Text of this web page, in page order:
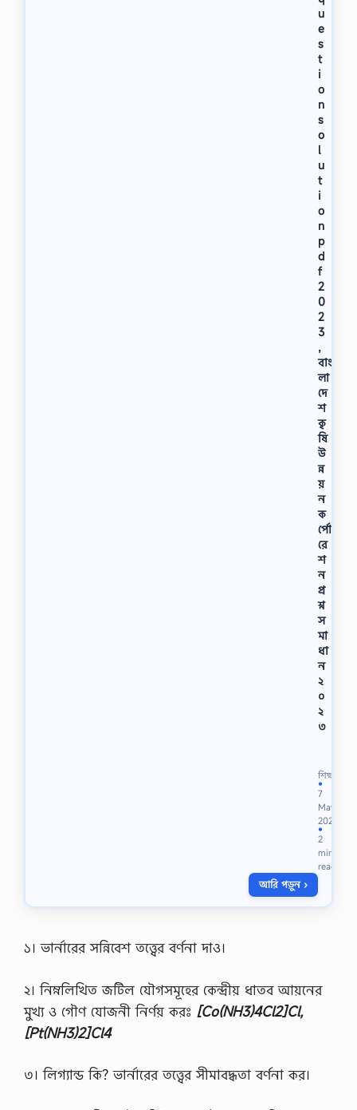
u
e
s
t
i
o
n
s
o
l
u
t
i
o
n
p
d
f
2
0
2
3
,
বাং
লা
দে
শ
কৃ
ষি
উ
ন্ন
য়
ন
ক
র্পো
রে
শ
ন
প্র
শ্ন
স
মা
ধা
ন
২
০
২
৩
দে
শ
কৃ
ষি
উ
ন্ন
য়
ন
A
শিক্ষা
●
7
May
2023
●
2
min
read
আরি পড়ুন ›
১। ভার্নারের সন্নিবেশ তত্ত্বের বর্ণনা দাও।
২। নিম্নলিখিত জটিল যৌগসমূহের কেন্দ্রীয় ধাতব আয়নের
মুখ্য ও গৌণ যোজনী নির্ণয় করঃ [Co(NH3)4Cl2]Cl,
[Pt(NH3)2]Cl4
৩। লিগ্যান্ড কি? ভার্নারের তত্ত্বের সীমাবদ্ধতা বর্ণনা কর।